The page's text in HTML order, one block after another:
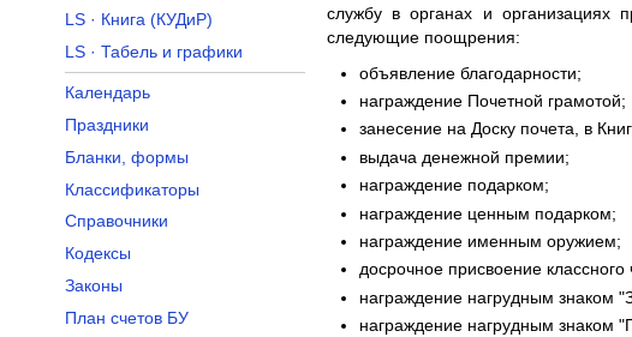
службу в органах и организациях
следующие поощрения:
объявление благодарности;
награждение Почетной грамотой;
занесение на Доску почета, в
выдача денежной премии;
награждение подарком;
награждение ценным подарком;
награждение именным оружием;
досрочное присвоение
награждение нагрудным знаком
награждение нагрудным знаком
LS · Книга (КУДиР)
LS · Табель и графики
Календарь
Праздники
Бланки, формы
Классификаторы
Справочники
Кодексы
Законы
План счетов БУ